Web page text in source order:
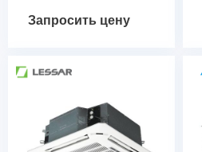
Запросить цену